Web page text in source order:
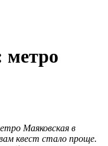
метро
Маяковская в
квест стало проще.